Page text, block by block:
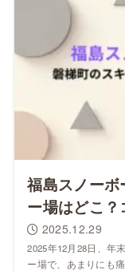
福島スノー
ー場はどこ
2025.12.29
2025年12月28日、年
ー場で、あまりにも